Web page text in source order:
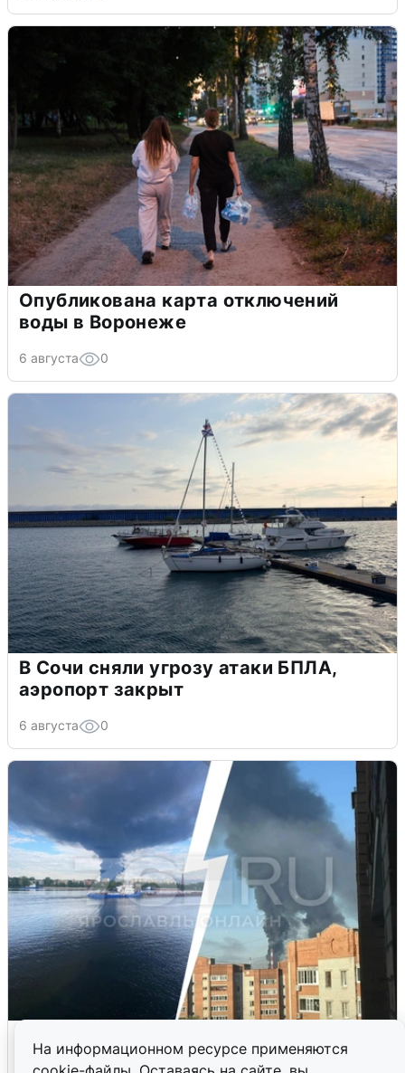
На информационном ресурсе применяются
Опубликована карта отключений
воды в Воронеже
6 августа 0
В Сочи сняли угрозу атаки БПЛА,
аэропорт закрыт
6 августа 0
попадания и последствия